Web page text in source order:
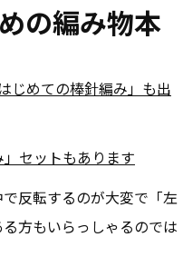
の編み物本
じめての棒針編み」も出
セットもあります
反転するのが大変で「左
方もいらっしゃるのでは